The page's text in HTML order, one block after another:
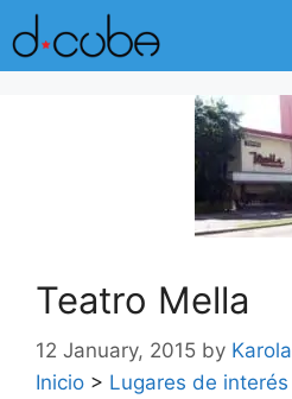
Skip
to
content
Teatro Mella
12 January, 2015 by Karola
Inicio > Lugares de interés